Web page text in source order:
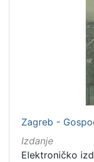
Zagreb -
Izdanje
Elektroničko